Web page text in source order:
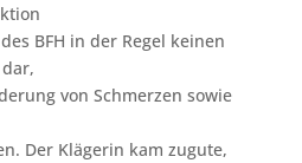
BFH in der Regel keinen
von Schmerzen sowie
Der Klägerin kam zugute,